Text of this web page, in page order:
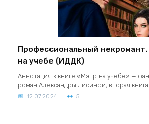
Профессиональный некромант.
на учебе (ИДДК)
Аннотация к книге «Мэтр на учебе» —
роман Александры Лисиной, вторая книга
12.07.2024 5